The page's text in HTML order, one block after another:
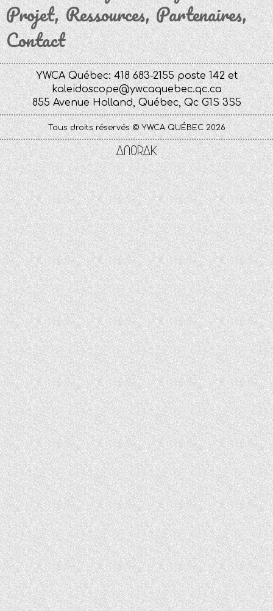
Projet Ressources Partenaires
Contact
YWCA Québec: 418 683-2155 poste 142 et
kaleidoscope@ywcaquebec.qc.ca
855 Avenue Holland, Québec, Qc G1S 3S5
Tous droits réservés © YWCA QUÉBEC 2026
Anorak
Studio